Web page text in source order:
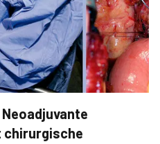
chirurgische